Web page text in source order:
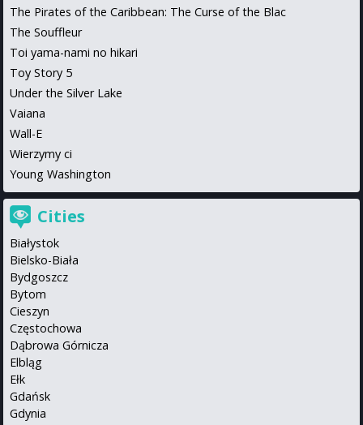
The Pirates of the Caribbean: The Curse of the Blac
The Souffleur
Toi yama-nami no hikari
Toy Story 5
Under the Silver Lake
Vaiana
Wall-E
Wierzymy ci
Young Washington
Cities
Białystok
Bielsko-Biała
Bydgoszcz
Bytom
Cieszyn
Częstochowa
Dąbrowa Górnicza
Elbląg
Ełk
Gdańsk
Gdynia